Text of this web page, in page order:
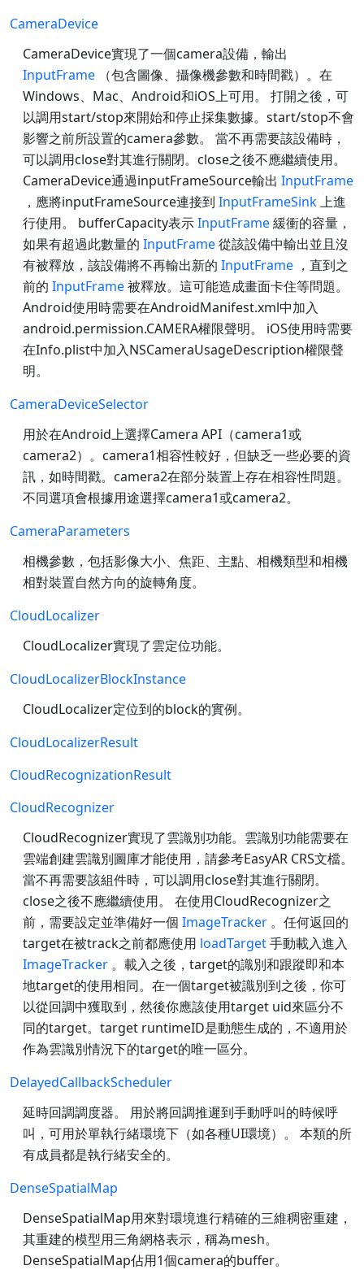
CameraDevice
CameraDevice實現了一個camera設備，輸出
InputFrame （包含圖像、攝像機參數和時間戳）。在
Windows、Mac、Android和iOS上可用。 打開之後，可
以調用start/stop來開始和停止採集數據。start/stop不會
影響之前所設置的camera參數。 當不再需要該設備時，
可以調用close對其進行關閉。close之後不應繼續使用。
CameraDevice通過inputFrameSource輸出 InputFrame
，應將inputFrameSource連接到 InputFrameSink上進
行使用。 bufferCapacity表示InputFrame緩衝的容量，
如果有超過此數量的 InputFrame從該設備中輸出並且沒
有被釋放，該設備將不再輸出新的 InputFrame ，直到之
前的 InputFrame被釋放。這可能造成畫面卡住等問題。
Android使用時需要在AndroidManifest.xml中加入
android.permission.CAMERA權限聲明。 iOS使用時需要
在Info.plist中加入NSCameraUsageDescription權限聲
明。
CameraDeviceSelector
用於在Android上選擇Camera API（camera1或
camera2）。camera1相容性較好，但缺乏一些必要的資
訊，如時間戳。camera2在部分裝置上存在相容性問題。
不同選項會根據用途選擇camera1或camera2。
CameraParameters
相機參數，包括影像大小、焦距、主點、相機類型和相機
相對裝置自然方向的旋轉角度。
CloudLocalizer
CloudLocalizer實現了雲定位功能。
CloudLocalizerBlockInstance
CloudLocalizer定位到的block的實例。
CloudLocalizerResult
CloudRecognizationResult
CloudRecognizer
CloudRecognizer實現了雲識別功能。雲識別功能需要在
雲端創建雲識別圖庫才能使用，請參考EasyAR CRS文檔。
當不再需要該組件時，可以調用close對其進行關閉。
close之後不應繼續使用。 在使用CloudRecognizer之
前，需要設定並準備好一個 ImageTracker 。任何返回的
target在被track之前都應使用 loadTarget手動載入進入
ImageTracker 。載入之後，target的識別和跟蹤即和本
地target的使用相同。在一個target被識別到之後，你可
以從回調中獲取到，然後你應該使用target uid來區分不
同的target。target runtimeID是動態生成的，不適用於
作為雲識別情況下的target的唯一區分。
DelayedCallbackScheduler
延時回調調度器。 用於將回調推遲到手動呼叫的時候呼
叫，可用於單執行緒環境下（如各種UI環境）。 本類的所
有成員都是執行緒安全的。
DenseSpatialMap
DenseSpatialMap用來對環境進行精確的三維稠密重建，
其重建的模型用三角網格表示，稱為mesh。
DenseSpatialMap佔用1個camera的buffer。